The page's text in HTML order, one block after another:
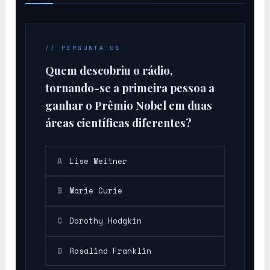
Ra
// PERGUNTA 01
Quem descobriu o rádio,
tornando-se a primeira pessoa a
ganhar o Prêmio Nobel em duas
áreas científicas diferentes?
A Lise Meitner
B Marie Curie
C Dorothy Hodgkin
D Rosalind Franklin